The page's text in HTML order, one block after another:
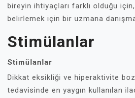
bireyin ihtiyaçları farklı olduğu
belirlemek için bir uzmana
Stimülanlar
Stimülanlar
Dikkat eksikliği ve hiperaktivite
tedavisinde en yaygın kullanılan